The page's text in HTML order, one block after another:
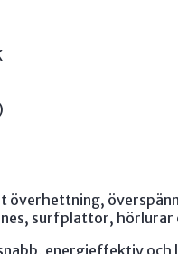
överhettning,
surfplattor, hörlurar
energieffektiv